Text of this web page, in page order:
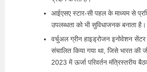
आईएसए स्टार-सी पहल के माध्यम से
उपलब्धता को भी सुविधाजनक बनाता है।
वर्चुअल ग्रीन हाइड्रोजन इनोवेशन सेंटर
संचालित किया गया था, जिसे भारत की
2023 में ऊर्जा परिवर्तन मंत्रिस्तरीय